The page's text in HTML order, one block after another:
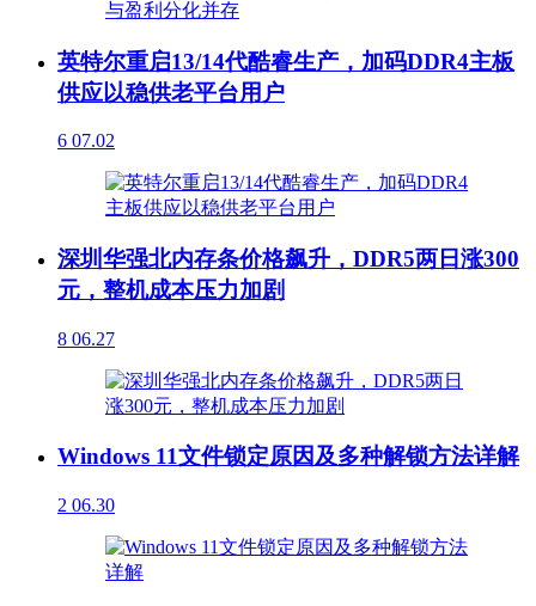
英特尔重启13/14代酷睿生产，加码DDR4主板
供应以稳供老平台用户
6 07.02
深圳华强北内存条价格飙升，DDR5两日涨300
元，整机成本压力加剧
8 06.27
Windows 11文件锁定原因及多种解锁方法详解
2 06.30